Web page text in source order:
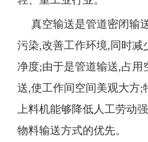
真空输送是管道密闭输
污染,改善工作环境,同时
净度;由于是管道输送,占
送,使工作间空间美观大方
上料机能够降低人工劳动
物料输送方式的优先。